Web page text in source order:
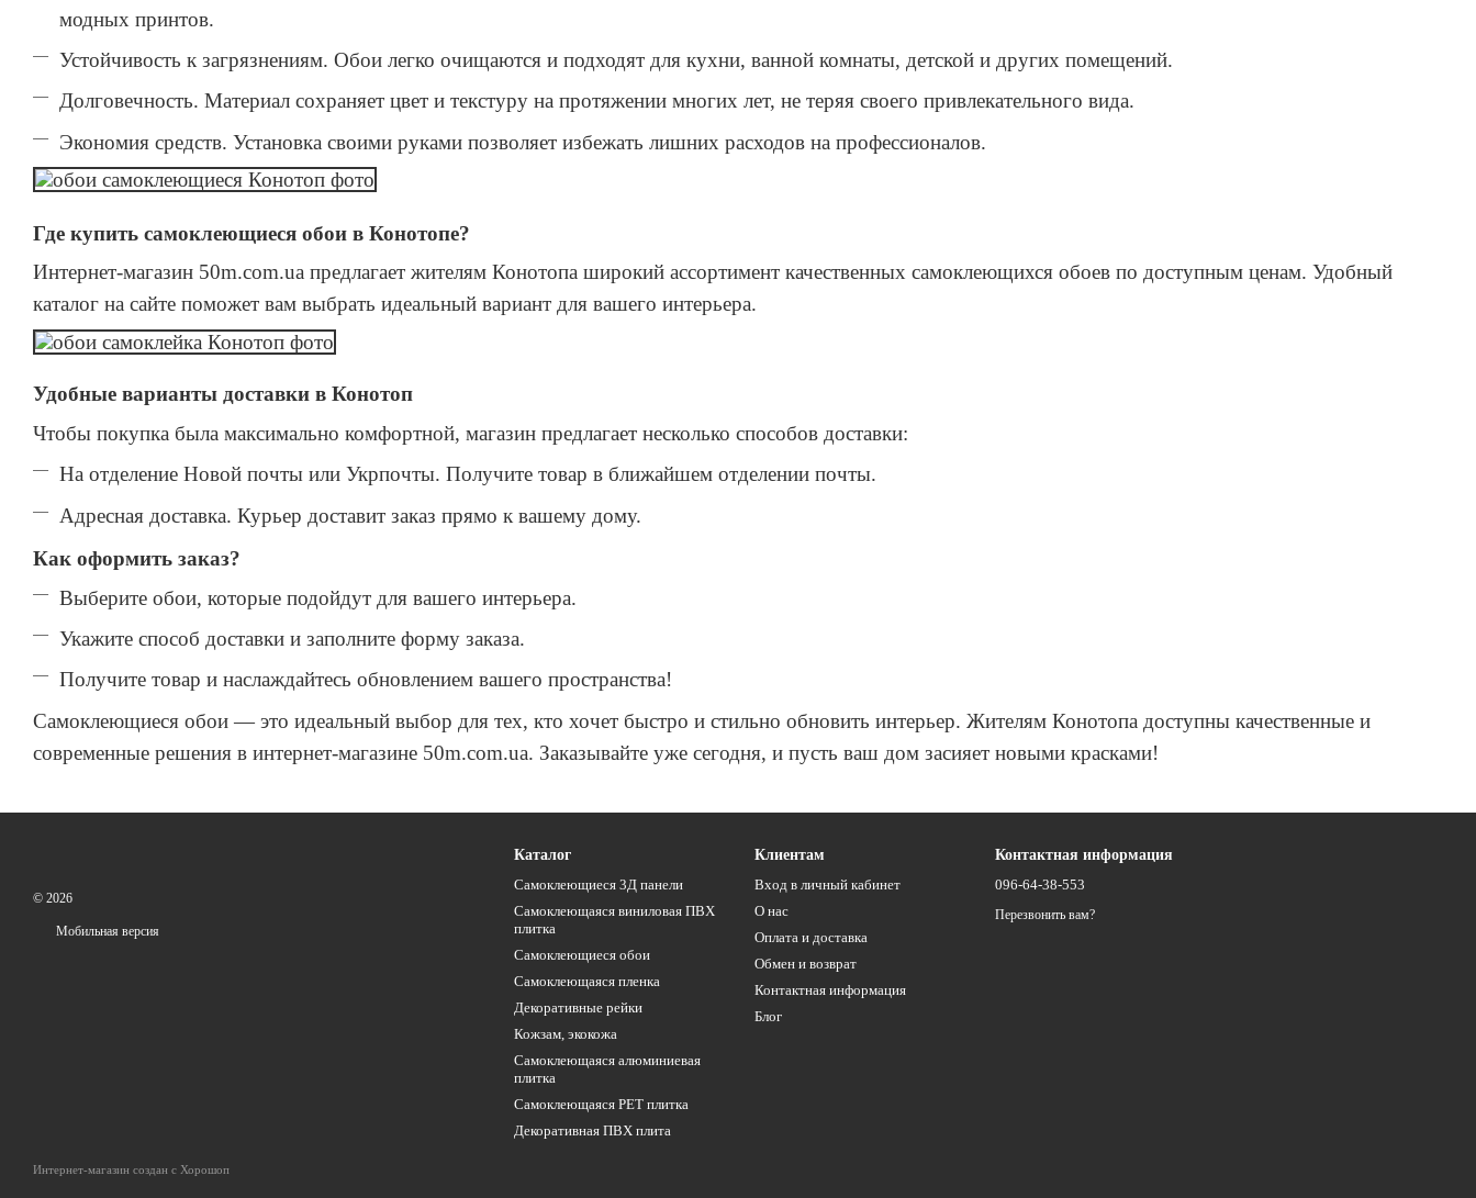
модных принтов.
Устойчивость к загрязнениям. Обои легко очищаются и подходят для кухни, ванной комнаты, детской и других помещений.
Долговечность. Материал сохраняет цвет и текстуру на протяжении многих лет, не теряя своего привлекательного вида.
Экономия средств. Установка своими руками позволяет избежать лишних расходов на профессионалов.
Где купить самоклеющиеся обои в Конотопе?
Интернет-магазин 50m.com.ua предлагает жителям Конотопа широкий ассортимент качественных самоклеющихся обоев по доступным ценам. Удобный
каталог на сайте поможет вам выбрать идеальный вариант для вашего интерьера.
Удобные варианты доставки в Конотоп
Чтобы покупка была максимально комфортной, магазин предлагает несколько способов доставки:
На отделение Новой почты или Укрпочты. Получите товар в ближайшем отделении почты.
Адресная доставка. Курьер доставит заказ прямо к вашему дому.
Как оформить заказ?
Выберите обои, которые подойдут для вашего интерьера.
Укажите способ доставки и заполните форму заказа.
Получите товар и наслаждайтесь обновлением вашего пространства!
Самоклеющиеся обои — это идеальный выбор для тех, кто хочет быстро и стильно обновить интерьер. Жителям Конотопа доступны качественные и
современные решения в интернет-магазине 50m.com.ua. Заказывайте уже сегодня, и пусть ваш дом засияет новыми красками!
© 2026
Мобильная версия
Интернет-магазин создан с Хорошоп
Каталог
Самоклеющиеся 3Д панели
Самоклеющаяся виниловая ПВХ
плитка
Самоклеющиеся обои
Самоклеющаяся пленка
Декоративные рейки
Кожзам, экокожа
Самоклеющаяся алюминиевая
плитка
Самоклеющаяся PET плитка
Декоративная ПВХ плита
Клиентам
Вход в личный кабинет
О нас
Оплата и доставка
Обмен и возврат
Контактная информация
Блог
Контактная информация
096-64-38-553
Перезвонить вам?